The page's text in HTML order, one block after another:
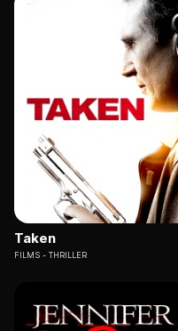
Taken
FILMS THRILLER